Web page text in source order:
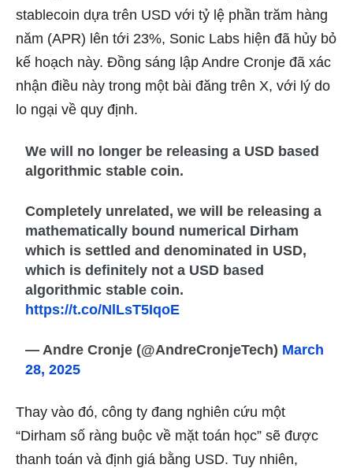
stablecoin dựa trên USD với tỷ lệ phần trăm hàng
năm (APR) lên tới 23%, Sonic Labs hiện đã hủy bỏ
kế hoạch này. Đồng sáng lập Andre Cronje đã xác
nhận điều này trong một bài đăng trên X, với lý do
lo ngại về quy định.
We will no longer be releasing a USD based
algorithmic stable coin.
Completely unrelated, we will be releasing a
mathematically bound numerical Dirham
which is settled and denominated in USD,
which is definitely not a USD based
algorithmic stable coin.
https://t.co/NlLsT5IqoE
— Andre Cronje (@AndreCronjeTech) March
28, 2025
Thay vào đó, công ty đang nghiên cứu một
“Dirham số ràng buộc về mặt toán học” sẽ được
thanh toán và định giá bằng USD. Tuy nhiên,